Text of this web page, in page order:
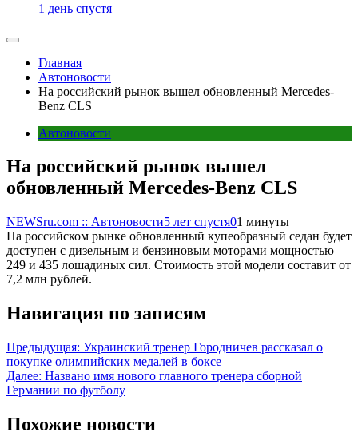
1 день спустя
Главная
Автоновости
На российский рынок вышел обновленный Mercedes-
Benz CLS
Автоновости
На российский рынок вышел
обновленный Mercedes-Benz CLS
NEWSru.com :: Автоновости5 лет спустя01 минуты
На российском рынке обновленный купеобразный седан будет
доступен с дизельным и бензиновым моторами мощностью
249 и 435 лошадиных сил. Стоимость этой модели составит от
7,2 млн рублей.
Навигация по записям
Предыдущая: Украинский тренер Городничев рассказал о
покупке олимпийских медалей в боксе
Далее: Названо имя нового главного тренера сборной
Германии по футболу
Похожие новости